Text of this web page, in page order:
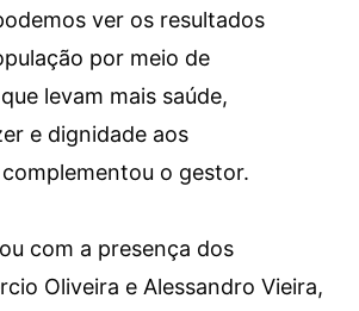
ver os resultados
por meio de
levam mais saúde,
e dignidade aos
complementou o gestor.
com a presença dos
Oliveira e Alessandro Vieira,